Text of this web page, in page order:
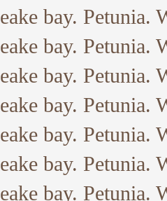
bay. Petunia.
bay. Petunia.
bay. Petunia.
bay. Petunia.
bay. Petunia.
bay. Petunia.
bay. Petunia.